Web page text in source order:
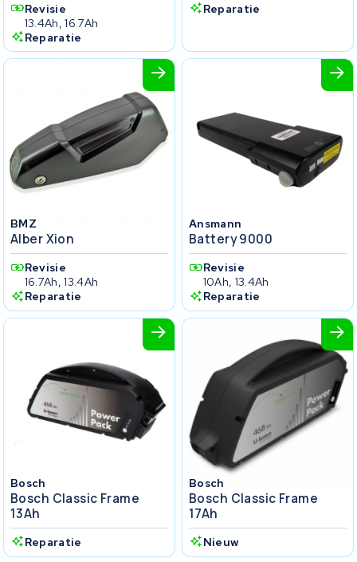
Revisie
13.4Ah, 16.7Ah
Reparatie
Reparatie
BMZ
Alber Xion
Revisie
16.7Ah, 13.4Ah
Reparatie
Ansmann
Battery 9000
Revisie
10Ah, 13.4Ah
Reparatie
Bosch
Bosch Classic Frame
13Ah
Reparatie
Bosch
Bosch Classic Frame
17Ah
Nieuw